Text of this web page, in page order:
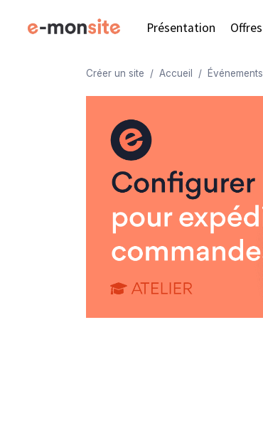
Présentation Offres
Créer un site Accueil Événements